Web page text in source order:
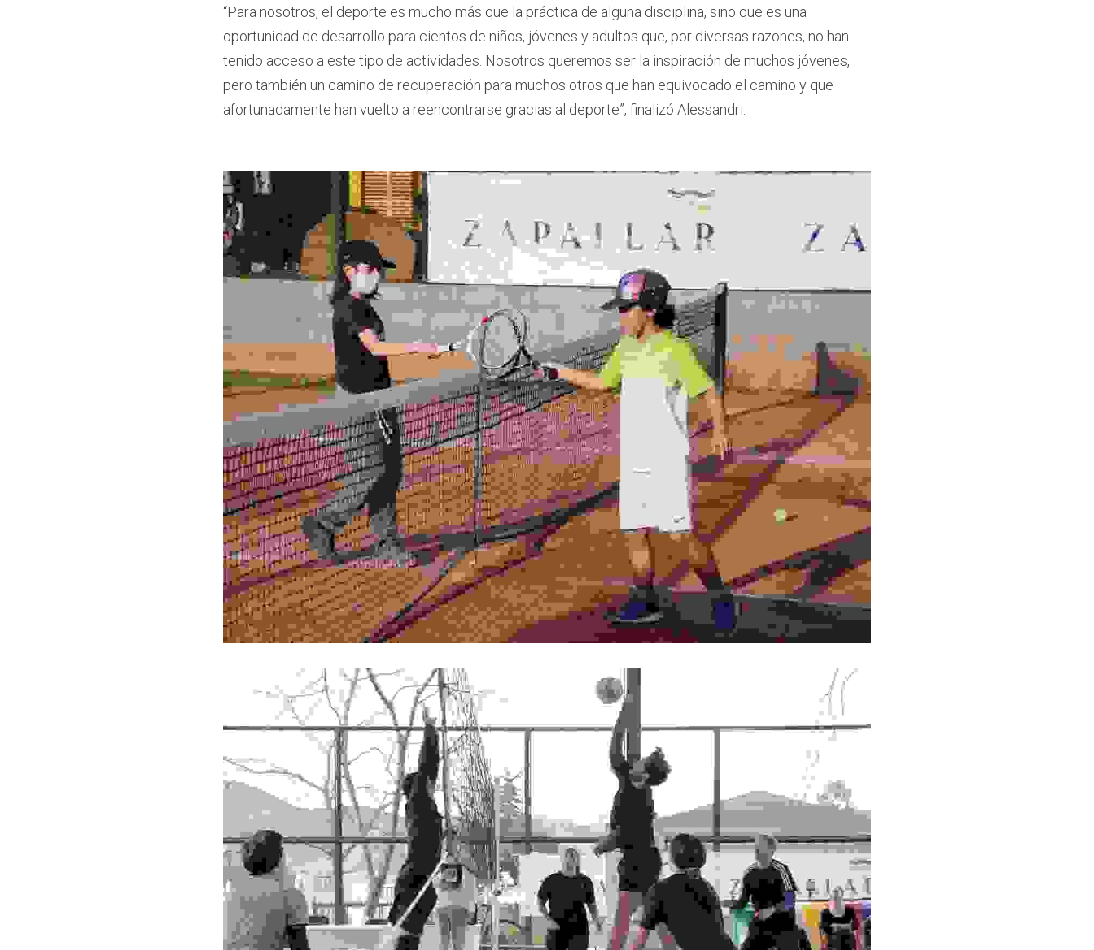
“Para nosotros, el deporte es mucho más que la práctica de alguna disciplina, sino que es una
oportunidad de desarrollo para cientos de niños, jóvenes y adultos que, por diversas razones, no han
tenido acceso a este tipo de actividades. Nosotros queremos ser la inspiración de muchos jóvenes,
pero también un camino de recuperación para muchos otros que han equivocado el camino y que
afortunadamente han vuelto a reencontrarse gracias al deporte”, finalizó Alessandri.